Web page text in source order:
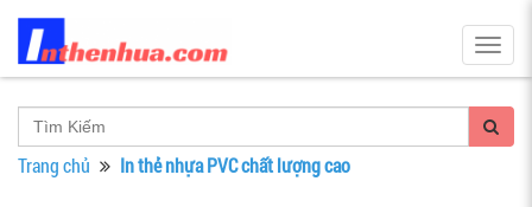
Trang chủ In thẻ nhựa PVC chất lượng cao